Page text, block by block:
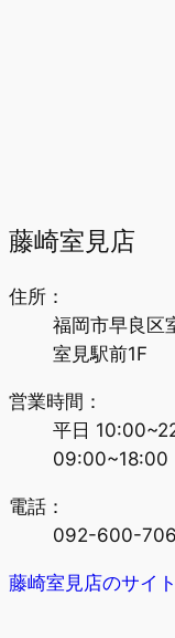
藤崎室見店
住所：
福岡市早良区
室見駅前1F
営業時間：
平日
09:00~18:00
電話：
092-600-
藤崎室見店のサイ